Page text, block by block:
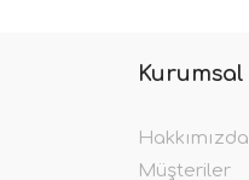
Kurumsal
Hakkımızda
Müşteriler